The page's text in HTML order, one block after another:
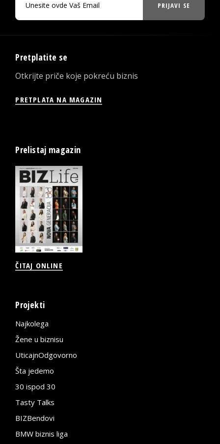
PRIJAVI SE
Pretplatite se
Otkrijte priče koje pokreću biznis
PRETPLATA NA MAGAZIN
Prelistaj magazin
ČITAJ ONLINE
Projekti
Najkolega
Žene u biznisu
UticajnOdgovorno
Šta jedemo
30 ispod 30
Tasty Talks
BIZBendovi
BMW biznis liga